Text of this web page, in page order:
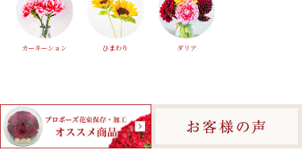
カーネーション ひまわり ダリア